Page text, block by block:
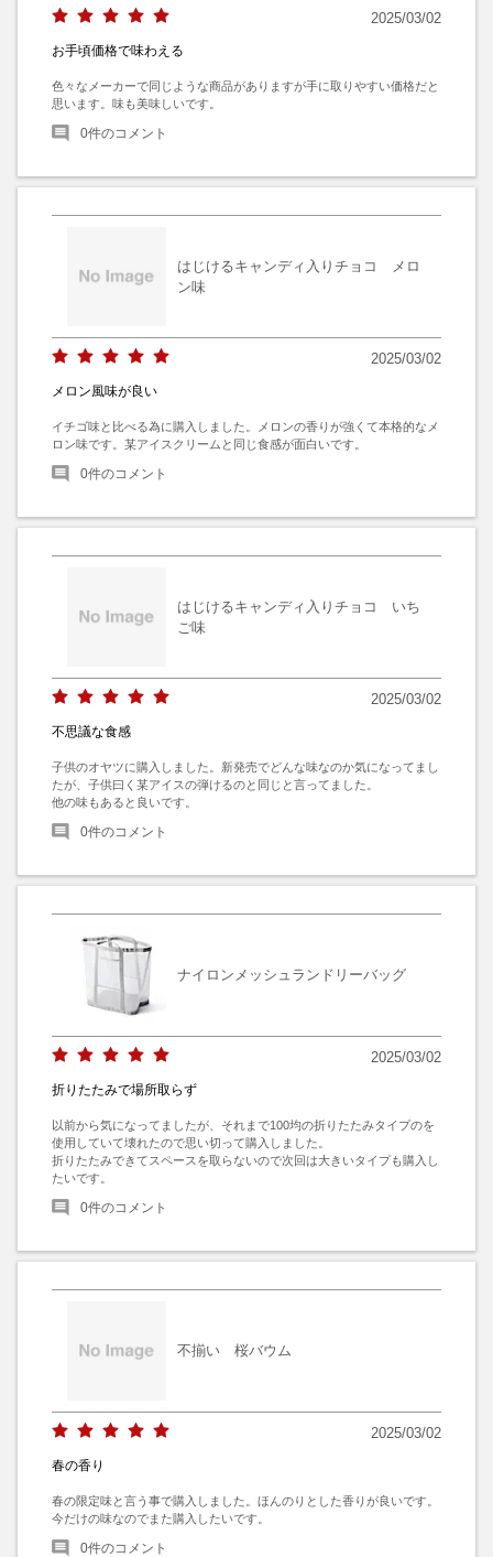
2025/03/02
お手頃価格で味わえる
色々なメーカーで同じような商品がありますが手に取りやすい価格だと
思います。味も美味しいです。
0件のコメント
はじけるキャンディ入りチョコ メロ
ン味
2025/03/02
メロン風味が良い
イチゴ味と比べる為に購入しました。メロンの香りが強くて本格的なメ
ロン味です。某アイスクリームと同じ食感が面白いです。
0件のコメント
はじけるキャンディ入りチョコ いち
ご味
2025/03/02
不思議な食感
子供のオヤツに購入しました。新発売でどんな味なのか気になってまし
たが、子供曰く某アイスの弾けるのと同じと言ってました。
他の味もあると良いです。
0件のコメント
ナイロンメッシュランドリーバッグ
2025/03/02
折りたたみで場所取らず
以前から気になってましたが、それまで100均の折りたたみタイプのを
使用していて壊れたので思い切って購入しました。
折りたたみできてスペースを取らないので次回は大きいタイプも購入し
たいです。
0件のコメント
不揃い 桜バウム
2025/03/02
春の香り
春の限定味と言う事で購入しました。ほんのりとした香りが良いです。
今だけの味なのでまた購入したいです。
0件のコメント